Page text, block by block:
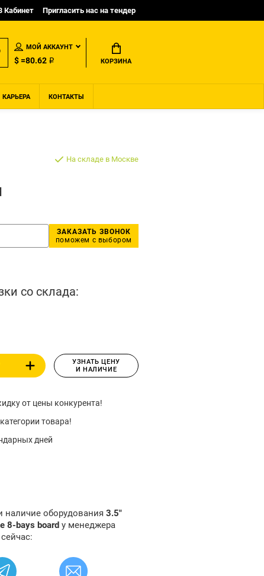
Кабинет Пригласить нас на тендер
МОЙ АККАУНТ
$ =80.62 ₽ КОРЗИНА
КАРЬЕРА КОНТАКТЫ
На складе в Москве
ЗАКАЗАТЬ ЗВОНОК
поможем с выбором
со склада:
УЗНАТЬ ЦЕНУ
И НАЛИЧИЕ
от цены конкурента!
товара!
дней
наличие оборудования 3.5"
8-bays board у менеджера